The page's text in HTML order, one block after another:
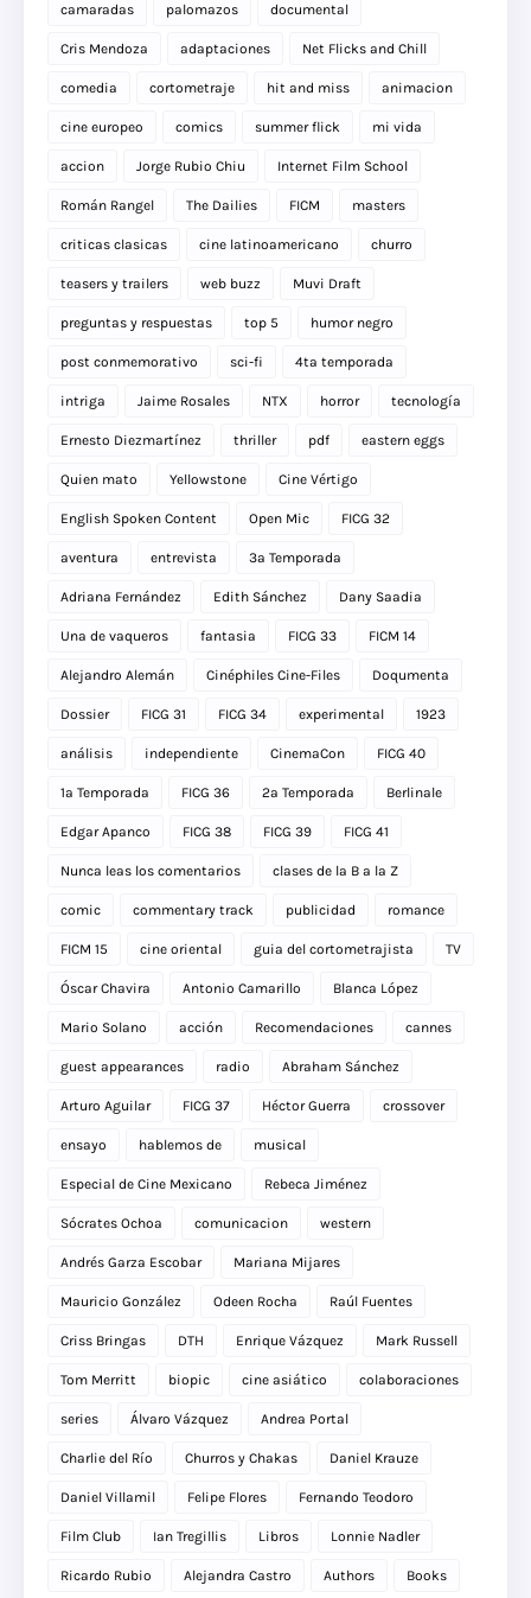
camaradas palomazos documental
Cris Mendoza adaptaciones Net Flicks and Chill
comedia cortometraje hit and miss animacion
cine europeo comics summer flick mi vida
accion Jorge Rubio Chiu Internet Film School
Román Rangel The Dailies FICM masters
criticas clasicas cine latinoamericano churro
teasers y trailers web buzz Muvi Draft
preguntas y respuestas top 5 humor negro
post conmemorativo sci-fi 4ta temporada
intriga Jaime Rosales NTX horror tecnología
Ernesto Diezmartínez thriller pdf eastern eggs
Quien mato Yellowstone Cine Vértigo
English Spoken Content Open Mic FICG 32
aventura entrevista 3a Temporada
Adriana Fernández Edith Sánchez Dany Saadia
Una de vaqueros fantasia FICG 33 FICM 14
Alejandro Alemán Cinéphiles Cine-Files Doqumenta
Dossier FICG 31 FICG 34 experimental 1923
análisis independiente CinemaCon FICG 40
1a Temporada FICG 36 2a Temporada Berlinale
Edgar Apanco FICG 38 FICG 39 FICG 41
Nunca leas los comentarios clases de la B a la Z
comic commentary track publicidad romance
FICM 15 cine oriental guia del cortometrajista TV
Óscar Chavira Antonio Camarillo Blanca López
Mario Solano acción Recomendaciones cannes
guest appearances radio Abraham Sánchez
Arturo Aguilar FICG 37 Héctor Guerra crossover
ensayo hablemos de musical
Especial de Cine Mexicano Rebeca Jiménez
Sócrates Ochoa comunicacion western
Andrés Garza Escobar Mariana Mijares
Mauricio González Odeen Rocha Raúl Fuentes
Criss Bringas DTH Enrique Vázquez Mark Russell
Tom Merritt biopic cine asiático colaboraciones
series Álvaro Vázquez Andrea Portal
Charlie del Río Churros y Chakas Daniel Krauze
Daniel Villamil Felipe Flores Fernando Teodoro
Film Club Ian Tregillis Libros Lonnie Nadler
Ricardo Rubio Alejandra Castro Authors Books